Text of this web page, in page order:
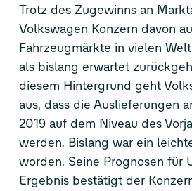
Trotz des Zugewinns an
Volkswagen Konzern davon
Fahrzeugmärkte in vielen
als bislang erwartet
diesem Hintergrund geht
aus, dass die Auslieferungen
2019 auf dem Niveau des
werden. Bislang war ein
worden. Seine Prognosen für
Ergebnis bestätigt der